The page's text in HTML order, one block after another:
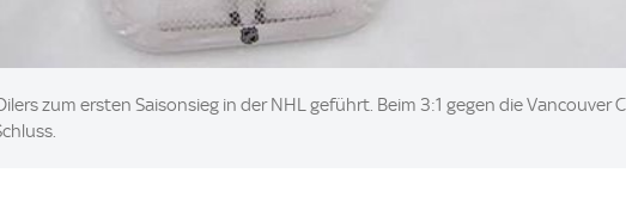
zum ersten Saisonsieg in der NHL geführt. Beim 3:1 gegen die Vancouver